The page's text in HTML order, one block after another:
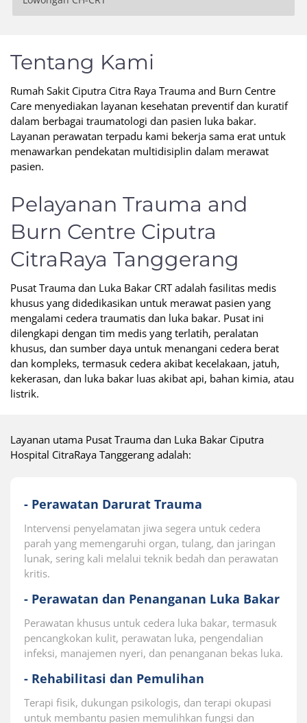
Tentang Kami
Rumah Sakit Ciputra Citra Raya Trauma and Burn Centre
Care menyediakan layanan kesehatan preventif dan kuratif
dalam berbagai traumatologi dan pasien luka bakar.
Layanan perawatan terpadu kami bekerja sama erat untuk
menawarkan pendekatan multidisiplin dalam merawat
pasien.
Pelayanan Trauma and
Burn Centre Ciputra
CitraRaya Tanggerang
Pusat Trauma dan Luka Bakar CRT adalah fasilitas medis
khusus yang didedikasikan untuk merawat pasien yang
mengalami cedera traumatis dan luka bakar. Pusat ini
dilengkapi dengan tim medis yang terlatih, peralatan
khusus, dan sumber daya untuk menangani cedera berat
dan kompleks, termasuk cedera akibat kecelakaan, jatuh,
kekerasan, dan luka bakar luas akibat api, bahan kimia, atau
listrik.
Layanan utama Pusat Trauma dan Luka Bakar Ciputra
Hospital CitraRaya Tanggerang adalah:
- Perawatan Darurat Trauma
Intervensi penyelamatan jiwa segera untuk cedera
parah yang memengaruhi organ, tulang, dan jaringan
lunak, sering kali melalui teknik bedah dan perawatan
kritis.
- Perawatan dan Penanganan Luka Bakar
Perawatan khusus untuk cedera luka bakar, termasuk
pencangkokan kulit, perawatan luka, pengendalian
infeksi, manajemen nyeri, dan penanganan bekas luka.
- Rehabilitasi dan Pemulihan
Terapi fisik, dukungan psikologis, dan terapi okupasi
untuk membantu pasien memulihkan fungsi dan